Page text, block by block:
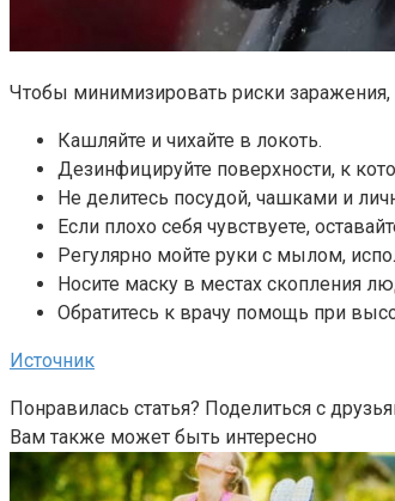
Чтобы минимизировать риски
Кашляйте и чихайте в локоть.
Дезинфицируйте поверхности, к
Не делитесь посудой, чашками и
Если плохо себя чувствуете,
Регулярно мойте руки с мылом,
Носите маску в местах скопления
Обратитесь к врачу помощь при
Источник
Понравилась статья? Поделиться с
Вам также может быть интересно